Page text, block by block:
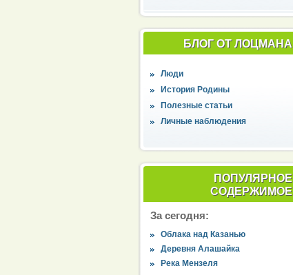
БЛОГ ОТ ЛОЦМАНА
Люди
История Родины
Полезные статьи
Личные наблюдения
ПОПУЛЯРНОЕ
СОДЕРЖИМОЕ
За сегодня:
Облака над Казанью
Деревня Алашайка
Река Мензеля